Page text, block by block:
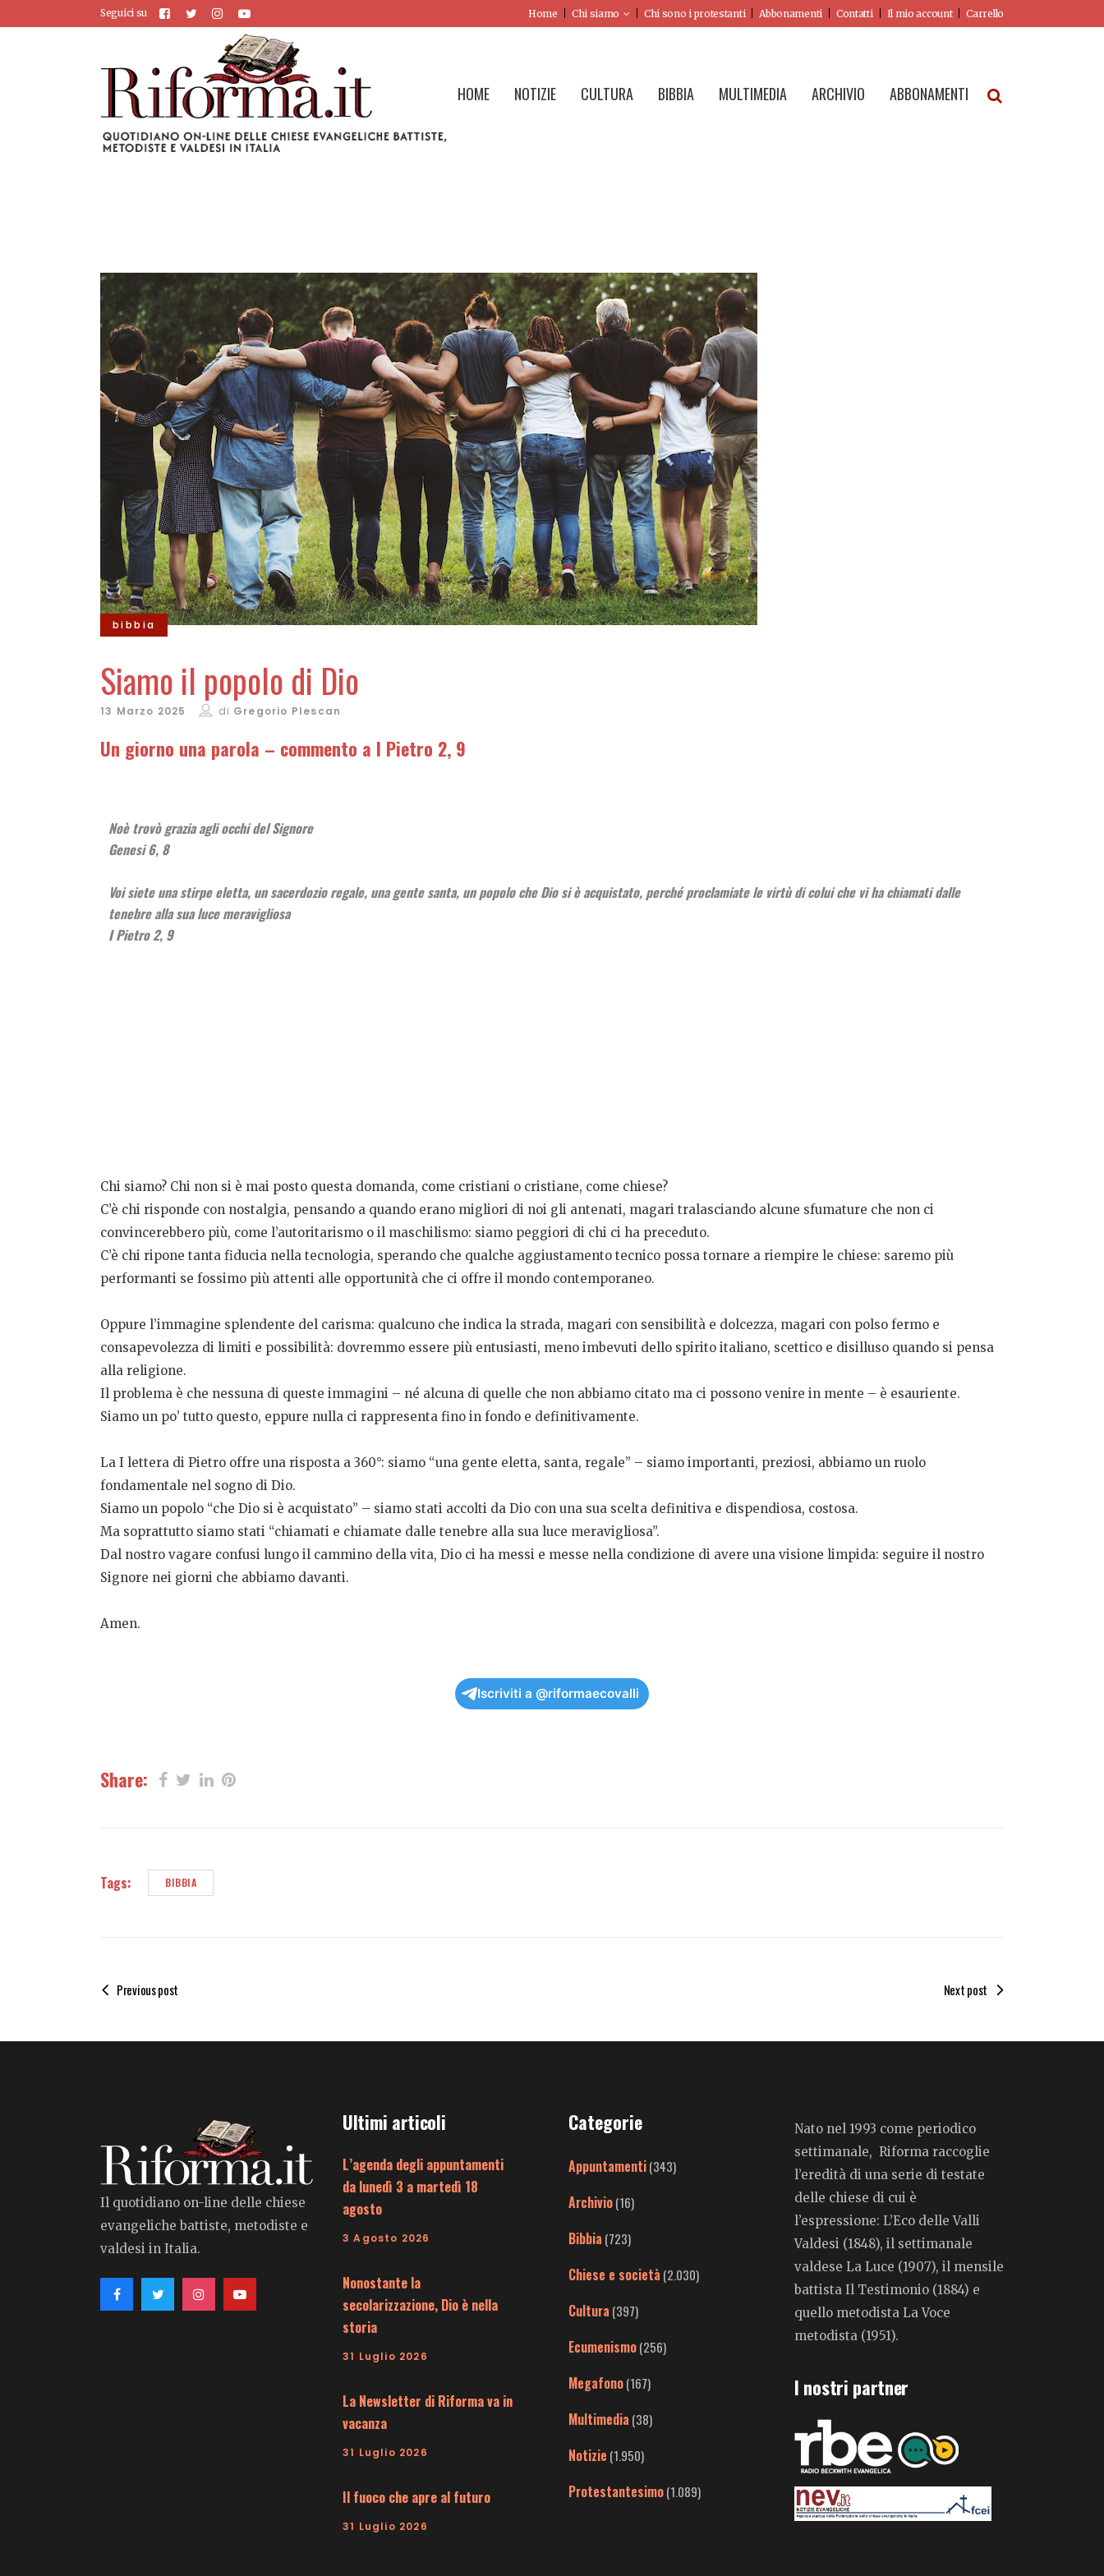
Seguici su Home Chi siamo Chi sono i protestanti Abbonamenti Contatti Il mio account Carrello
HOME NOTIZIE CULTURA BIBBIA MULTIMEDIA ARCHIVIO ABBONAMENTI
bibbia
Siamo il popolo di Dio
13 Marzo 2025 di Gregorio Plescan
Un giorno una parola – commento a I Pietro 2, 9
Noè trovò grazia agli occhi del Signore
Genesi 6, 8
Voi siete una stirpe eletta, un sacerdozio regale, una gente santa, un popolo che Dio si è acquistato, perché proclamiate le virtù di colui che vi ha chiamati dalle
tenebre alla sua luce meravigliosa
I Pietro 2, 9
Chi siamo? Chi non si è mai posto questa domanda, come cristiani o cristiane, come chiese?
C’è chi risponde con nostalgia, pensando a quando erano migliori di noi gli antenati, magari tralasciando alcune sfumature che non ci
convincerebbero più, come l’autoritarismo o il maschilismo: siamo peggiori di chi ci ha preceduto.
C’è chi ripone tanta fiducia nella tecnologia, sperando che qualche aggiustamento tecnico possa tornare a riempire le chiese: saremo più
performanti se fossimo più attenti alle opportunità che ci offre il mondo contemporaneo.
Oppure l’immagine splendente del carisma: qualcuno che indica la strada, magari con sensibilità e dolcezza, magari con polso fermo e
consapevolezza di limiti e possibilità: dovremmo essere più entusiasti, meno imbevuti dello spirito italiano, scettico e disilluso quando si pensa
alla religione.
Il problema è che nessuna di queste immagini – né alcuna di quelle che non abbiamo citato ma ci possono venire in mente – è esauriente.
Siamo un po’ tutto questo, eppure nulla ci rappresenta fino in fondo e definitivamente.
La I lettera di Pietro offre una risposta a 360°: siamo “una gente eletta, santa, regale” – siamo importanti, preziosi, abbiamo un ruolo
fondamentale nel sogno di Dio.
Siamo un popolo “che Dio si è acquistato” – siamo stati accolti da Dio con una sua scelta definitiva e dispendiosa, costosa.
Ma soprattutto siamo stati “chiamati e chiamate dalle tenebre alla sua luce meravigliosa”.
Dal nostro vagare confusi lungo il cammino della vita, Dio ci ha messi e messe nella condizione di avere una visione limpida: seguire il nostro
Signore nei giorni che abbiamo davanti.
Amen.
Iscriviti a @riformaecovalli
Share:
Tags: BIBBIA
Previous post Next post
Il quotidiano on-line delle chiese
evangeliche battiste, metodiste e
valdesi in Italia.
Ultimi articoli
L’agenda degli appuntamenti
da lunedì 3 a martedì 18
agosto
3 Agosto 2026
Nonostante la
secolarizzazione, Dio è nella
storia
31 Luglio 2026
La Newsletter di Riforma va in
vacanza
31 Luglio 2026
Il fuoco che apre al futuro
31 Luglio 2026
Categorie
Appuntamenti(343)
Archivio(16)
Bibbia (723)
Chiese e società (2.030)
Cultura (397)
Ecumenismo(256)
Megafono(167)
Multimedia (38)
Notizie (1.950)
Protestantesimo(1.089)
Nato nel 1993 come periodico
settimanale, Riforma raccoglie
l’eredità di una serie di testate
delle chiese di cui è
l’espressione: L’Eco delle Valli
Valdesi (1848), il settimanale
valdese La Luce (1907), il mensile
battista Il Testimonio (1884) e
quello metodista La Voce
metodista (1951).
I nostri partner